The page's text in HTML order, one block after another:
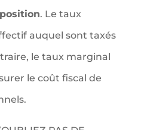
. Le taux
auquel sont taxés
le taux marginal
le coût fiscal de